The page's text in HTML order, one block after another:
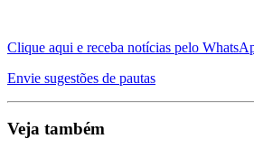
Clique aqui e receba notícias pelo
Envie sugestões de pautas
Veja também